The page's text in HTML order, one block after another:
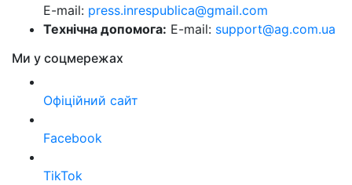
E-mail: press.inrespublica@gmail.com
Технічна допомога: E-mail: support@ag.com.ua
Ми у соцмережах
Офіційний сайт
Facebook
TikTok